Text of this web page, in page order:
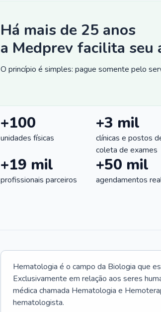
Há mais de 25 anos
a Medprev facilita seu
O princípio é simples: pague somente pelo
+100
unidades físicas
+3 mil
clínicas e postos
coleta de exames
+19 mil
profissionais parceiros
+50 mil
agendamentos
Hematologia é o campo da Biologia que
Exclusivamente em relação aos seres
médica chamada Hematologia e
hematologista.